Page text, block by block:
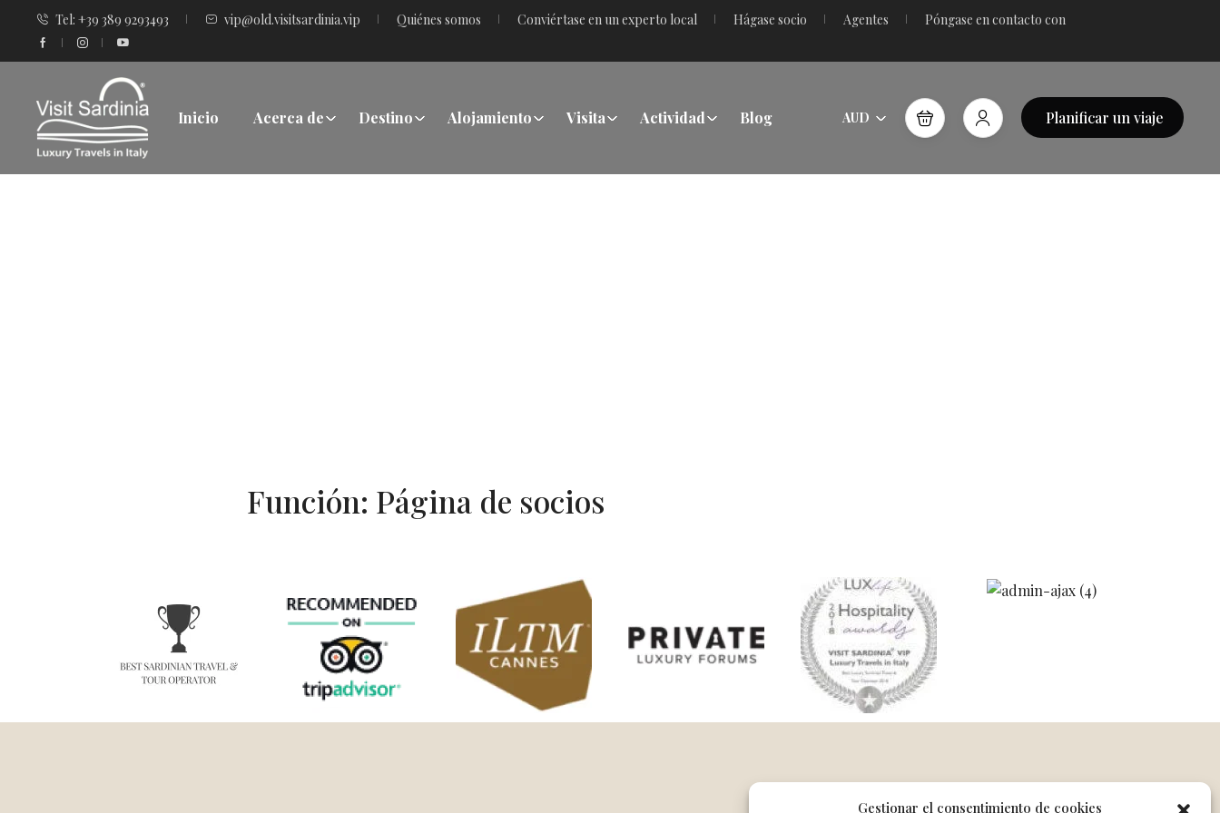
Gestionar el consentimiento de cookies
Tel: +39 389 9293493 vip@old.visitsardinia.vip Quiénes somos Conviértase en un experto local Hágase socio Agentes Póngase en contacto con
Inicio Acerca de Destino Alojamiento Visita Actividad Blog AUD Planificar un viaje
Función: Página de socios